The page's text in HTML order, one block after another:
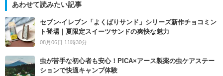
あわせて読みたい記事
セブン‐イレブン「よくばりサンド」シリーズ新作チョコミン
ト登場｜夏限定スイーツサンドの爽快な魅力
08月06日 11時30分
虫が苦手な初心者も安心！PICA×アース製薬の虫ケアステー
ションで快適キャンプ体験